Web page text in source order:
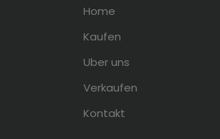
Home
Kaufen
Uber uns
Verkaufen
Kontakt